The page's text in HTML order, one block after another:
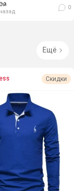
можно...
0
Ещё
Скидки